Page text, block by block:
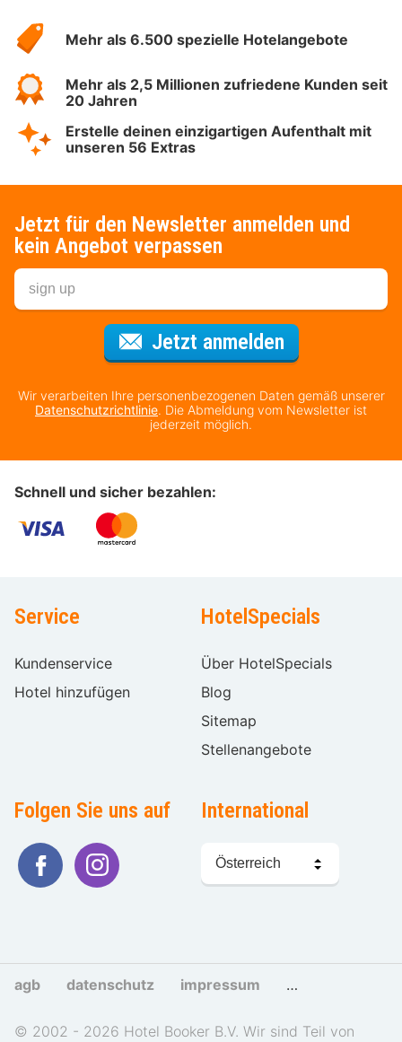
Hotelspecials
Mehr als 6.500 spezielle Hotelangebote
Mehr als 2,5 Millionen zufriedene Kunden seit
20 Jahren
Erstelle deinen einzigartigen Aufenthalt mit
unseren 56 Extras
Jetzt für den Newsletter anmelden und
kein Angebot verpassen
Jetzt anmeldenFür den
Wir verarbeiten Ihre personenbezogenen Daten gemäß unserer
Datenschutzrichtlinie. Die Abmeldung vom Newsletter ist
jederzeit möglich.
Schnell und sicher bezahlen:
Service
Kundenservice
Hotel hinzufügen
HotelSpecials
Über HotelSpecials
Blog
Sitemap
Stellenangebote
Folgen Sie uns auf International
Sprache
wählen
agb datenschutz impressum cookies und
© 2002 - 2026 Hotel Booker B.V. Wir sind Teil von